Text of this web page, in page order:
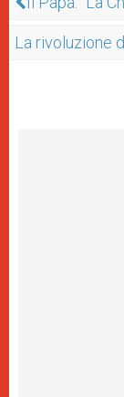
La rivoluzione